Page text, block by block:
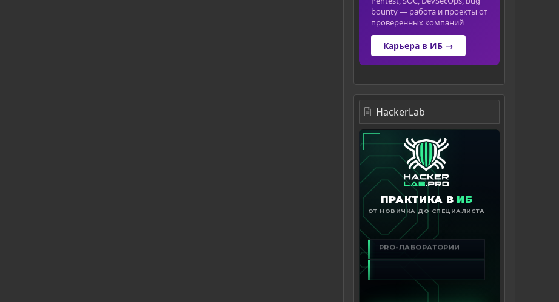
bounty — работа и проекты от
проверенных компаний
Карьера в ИБ →
HackerLab